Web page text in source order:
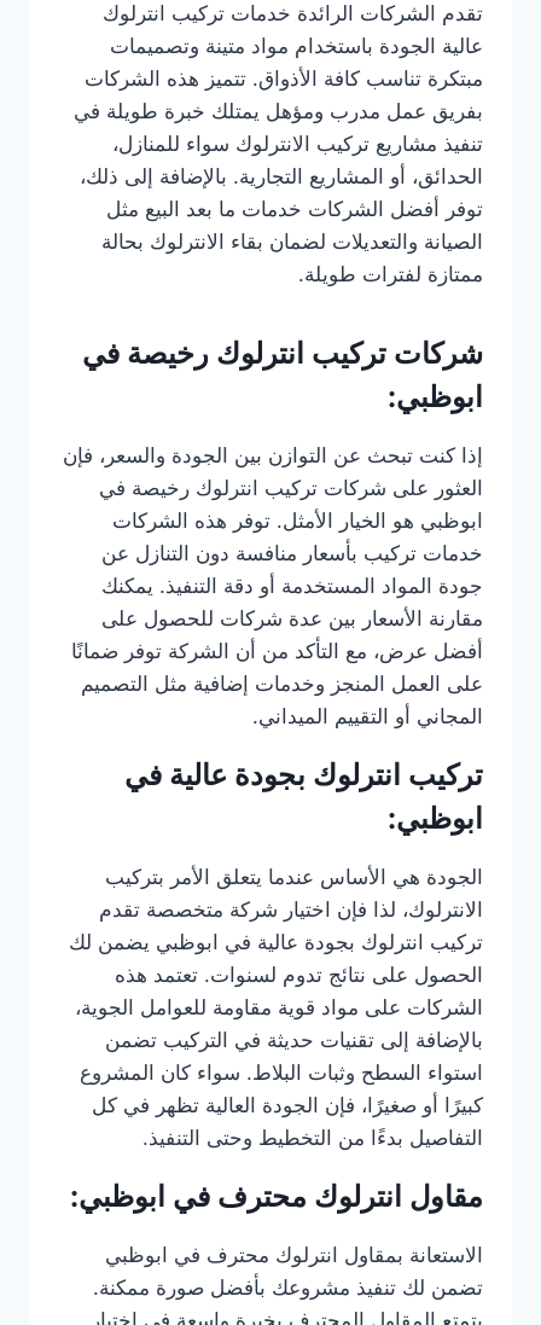
تقدم الشركات الرائدة خدمات تركيب انترلوك
عالية الجودة باستخدام مواد متينة وتصميمات
مبتكرة تناسب كافة الأذواق. تتميز هذه الشركات
بفريق عمل مدرب ومؤهل يمتلك خبرة طويلة في
تنفيذ مشاريع تركيب الانترلوك سواء للمنازل،
الحدائق، أو المشاريع التجارية. بالإضافة إلى ذلك،
توفر أفضل الشركات خدمات ما بعد البيع مثل
الصيانة والتعديلات لضمان بقاء الانترلوك بحالة
ممتازة لفترات طويلة.
شركات تركيب انترلوك رخيصة في
ابوظبي:
إذا كنت تبحث عن التوازن بين الجودة والسعر، فإن
العثور على شركات تركيب انترلوك رخيصة في
ابوظبي هو الخيار الأمثل. توفر هذه الشركات
خدمات تركيب بأسعار منافسة دون التنازل عن
جودة المواد المستخدمة أو دقة التنفيذ. يمكنك
مقارنة الأسعار بين عدة شركات للحصول على
أفضل عرض، مع التأكد من أن الشركة توفر ضمانًا
على العمل المنجز وخدمات إضافية مثل التصميم
المجاني أو التقييم الميداني.
تركيب انترلوك بجودة عالية في
ابوظبي:
الجودة هي الأساس عندما يتعلق الأمر بتركيب
الانترلوك، لذا فإن اختيار شركة متخصصة تقدم
تركيب انترلوك بجودة عالية في ابوظبي يضمن لك
الحصول على نتائج تدوم لسنوات. تعتمد هذه
الشركات على مواد قوية مقاومة للعوامل الجوية،
بالإضافة إلى تقنيات حديثة في التركيب تضمن
استواء السطح وثبات البلاط. سواء كان المشروع
كبيرًا أو صغيرًا، فإن الجودة العالية تظهر في كل
التفاصيل بدءًا من التخطيط وحتى التنفيذ.
مقاول انترلوك محترف في ابوظبي:
الاستعانة بمقاول انترلوك محترف في ابوظبي
تضمن لك تنفيذ مشروعك بأفضل صورة ممكنة.